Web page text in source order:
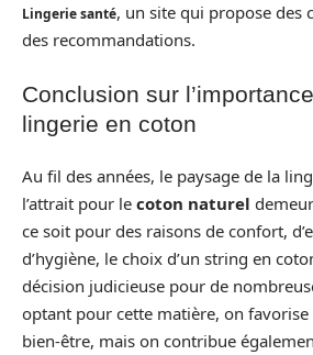
Lingerie santé, un site qui propose des
des recommandations.
Conclusion sur
lingerie en coton
Au fil des années, le paysage de la
l’attrait pour le coton naturel
ce soit pour des raisons de confort,
d’hygiène, le choix d’un string en
décision judicieuse pour de
optant pour cette matière, on
bien-être, mais on contribue